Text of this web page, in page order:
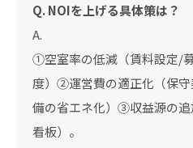
Q. NOIを上げる具体策は？
A.
①空室率の低減（賃料設定/
度）②運営費の適正化（保
備の省エネ化）③収益源の
看板）。